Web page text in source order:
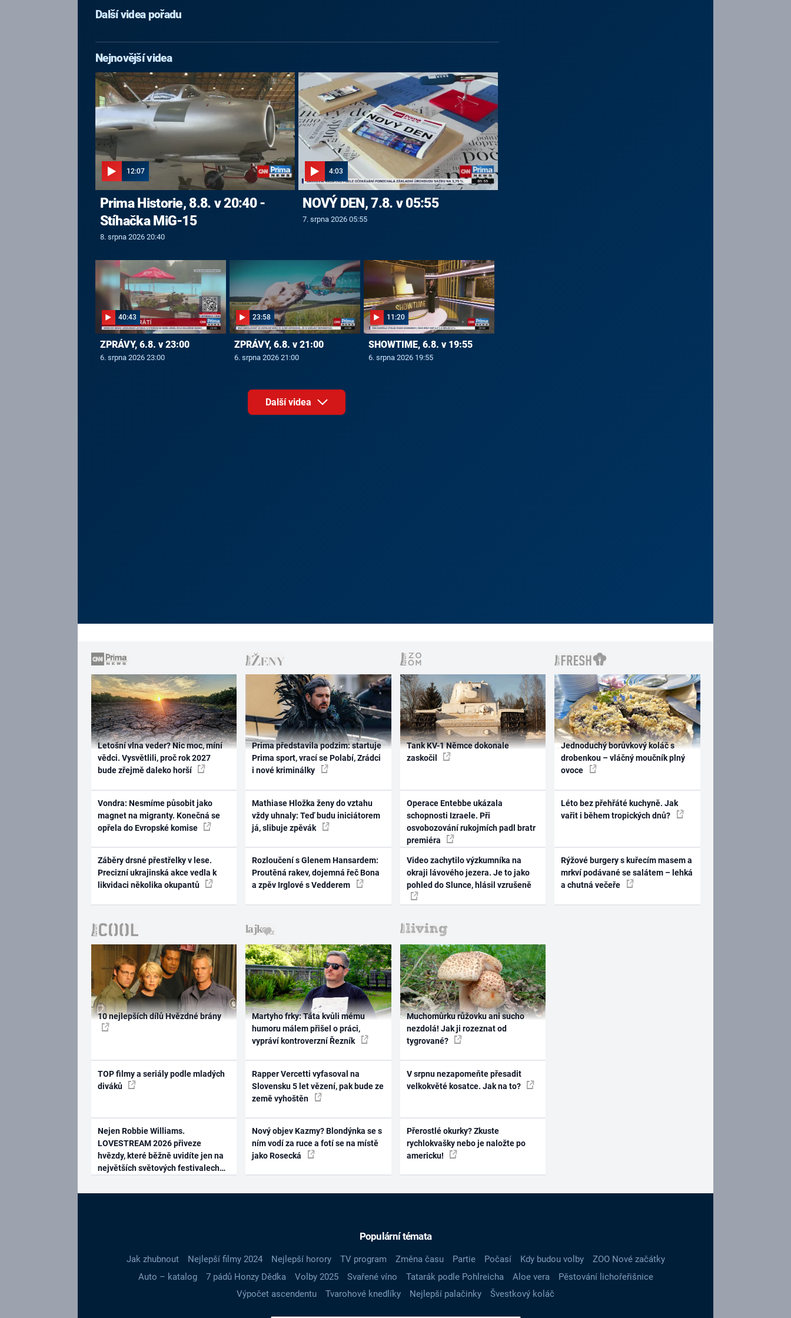
Další videa pořadu
Nejnovější videa
12:07
Prima Historie, 8.8. v 20:40 -
Stíhačka MiG-15
8. srpna 2026 20:40
4:03
NOVÝ DEN, 7.8. v 05:55
7. srpna 2026 05:55
40:43
ZPRÁVY, 6.8. v 23:00
6. srpna 2026 23:00
23:58
ZPRÁVY, 6.8. v 21:00
6. srpna 2026 21:00
11:20
SHOWTIME, 6.8. v 19:55
6. srpna 2026 19:55
Další videa
Letošní vlna veder? Nic moc, míní
vědci. Vysvětlili, proč rok 2027
bude zřejmě daleko horší
Vondra: Nesmíme působit jako
magnet na migranty. Konečná se
opřela do Evropské komise
Záběry drsné přestřelky v lese.
Precizní ukrajinská akce vedla k
likvidaci několika okupantů
Prima představila podzim: startuje
Prima sport, vrací se Polabí, Zrádci
i nové kriminálky
Mathiase Hložka ženy do vztahu
vždy uhnaly: Teď budu iniciátorem
já, slibuje zpěvák
Rozloučení s Glenem Hansardem:
Proutěná rakev, dojemná řeč Bona
a zpěv Irglové s Vedderem
Tank KV-1 Němce dokonale
zaskočil
Operace Entebbe ukázala
schopnosti Izraele. Při
osvobozování rukojmích padl bratr
premiéra
Video zachytilo výzkumníka na
okraji lávového jezera. Je to jako
pohled do Slunce, hlásil vzrušeně
Jednoduchý borůvkový koláč s
drobenkou – vláčný moučník plný
ovoce
Léto bez přehřáté kuchyně. Jak
vařit i během tropických dnů?
Rýžové burgery s kuřecím masem a
mrkví podávané se salátem – lehká
a chutná večeře
10 nejlepších dílů Hvězdné brány
TOP filmy a seriály podle mladých
diváků
Nejen Robbie Williams.
LOVESTREAM 2026 přiveze
hvězdy, které běžně uvidíte jen na
největších světových festivalech
Martyho frky: Táta kvůli mému
humoru málem přišel o práci,
vypráví kontroverzní Řezník
Rapper Vercetti vyfasoval na
Slovensku 5 let vězení, pak bude ze
země vyhoštěn
Nový objev Kazmy? Blondýnka se s
ním vodí za ruce a fotí se na místě
jako Rosecká
Muchomůrku růžovku ani sucho
nezdolá! Jak ji rozeznat od
tygrované?
V srpnu nezapomeňte přesadit
velkokvěté kosatce. Jak na to?
Přerostlé okurky? Zkuste
rychlokvašky nebo je naložte po
americku!
Populární témata
Jak zhubnout Nejlepší filmy 2024 Nejlepší horory TV program Změna času Partie Počasí Kdy budou volby
ZOO Nové začátky
Auto – katalog
7 pádů Honzy Dědka Volby 2025 Svařené víno Tatarák podle Pohlreicha Aloe vera
Pěstování lichořeřišnice
Výpočet ascendentu
Tvarohové knedlíky Nejlepší palačinky Švestkový koláč